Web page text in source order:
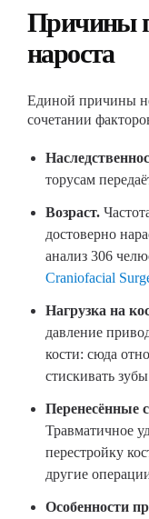
Причины
нароста
Единой причины
сочетании
торусам
Возраст.
достоверно
анализ 306
Craniofacial
Нагрузка на
давление
кости: сюда
стискивать
Перенесённые
Травматичное
перестройку
другие
Особенности